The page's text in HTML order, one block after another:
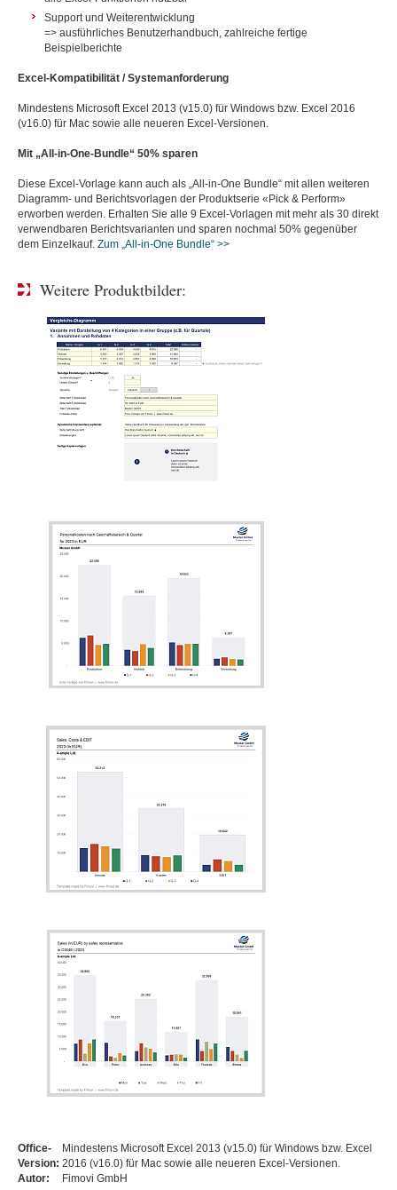
Support und Weiterentwicklung
=> ausführliches Benutzerhandbuch, zahlreiche fertige
Beispielberichte
Excel-Kompatibilität / Systemanforderung
Mindestens Microsoft Excel 2013 (v15.0) für Windows bzw. Excel 2016
(v16.0) für Mac sowie alle neueren Excel-Versionen.
Mit „All-in-One-Bundle“ 50% sparen
Diese Excel-Vorlage kann auch als „All-in-One Bundle“ mit allen weiteren
Diagramm- und Berichtsvorlagen der Produktserie «Pick & Perform»
erworben werden. Erhalten Sie alle 9 Excel-Vorlagen mit mehr als 30 direkt
verwendbaren Berichtsvarianten und sparen nochmal 50% gegenüber
dem Einzelkauf. Zum „All-in-One Bundle“ >>
Weitere Produktbilder:
Office-
Version:
Mindestens Microsoft Excel 2013 (v15.0) für Windows bzw. Excel
2016 (v16.0) für Mac sowie alle neueren Excel-Versionen.
Autor:
Fimovi GmbH